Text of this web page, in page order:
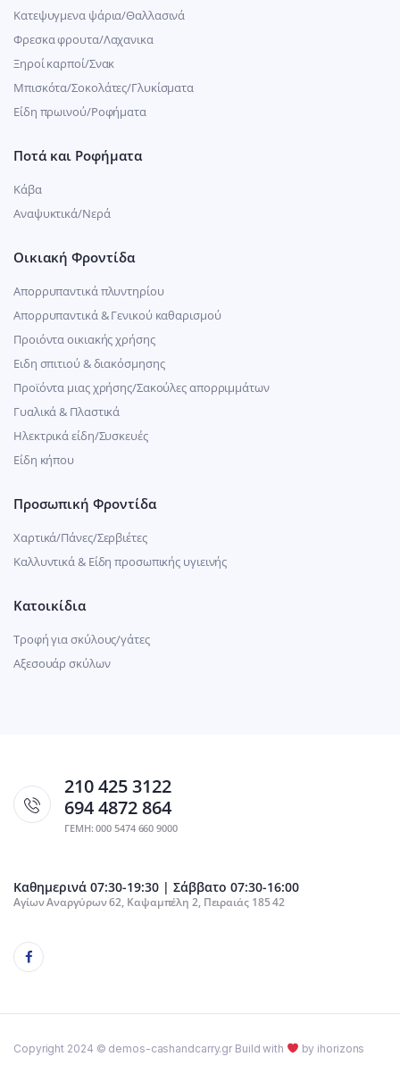
Κατεψυγμενα ψάρια/Θαλλασινά
Φρεσκα φρουτα/Λαχανικα
Ξηροί καρποί/Σνακ
Μπισκότα/Σοκολάτες/Γλυκίσματα
Είδη πρωινού/Ροφήματα
Ποτά και Ροφήματα
Κάβα
Αναψυκτικά/Νερά
Οικιακή Φροντίδα
Απορρυπαντικά πλυντηρίου
Απορρυπαντικά & Γενικού καθαρισμού
Προιόντα οικιακής χρήσης
Ειδη σπιτιού & διακόσμησης
Προϊόντα μιας χρήσης/Σακούλες απορριμμάτων
Γυαλικά & Πλαστικά
Ηλεκτρικά είδη/Συσκευές
Είδη κήπου
Προσωπική Φροντίδα
Χαρτικά/Πάνες/Σερβιέτες
Καλλυντικά & Είδη προσωπικής υγιεινής
Κατοικίδια
Τροφή για σκύλους/γάτες
Αξεσουάρ σκύλων
210 425 3122
694 4872 864
ΓΕΜΗ: 000 5474 660 9000
Καθημερινά 07:30-19:30 | Σάββατο 07:30-16:00
Αγίων Αναργύρων 62, Καψαμπέλη 2, Πειραιάς 185 42
Copyright 2024 © demos-cashandcarry.gr Build with by ihorizons